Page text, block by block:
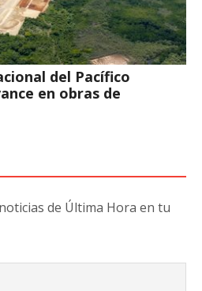
del Pacífico
en obras de
de Última Hora en tu